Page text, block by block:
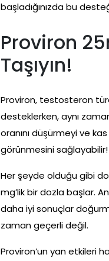
başladığınızda bu
Proviron
Taşıyın!
Proviron, testosteron
desteklerken, aynı
oranını düşürmeyi ve
görünmesini sağlayabilir!
Her şeyde olduğu gibi
mg’lik bir dozla başlar.
daha iyi sonuçlar
zaman geçerli değil.
Proviron’un yan etkileri